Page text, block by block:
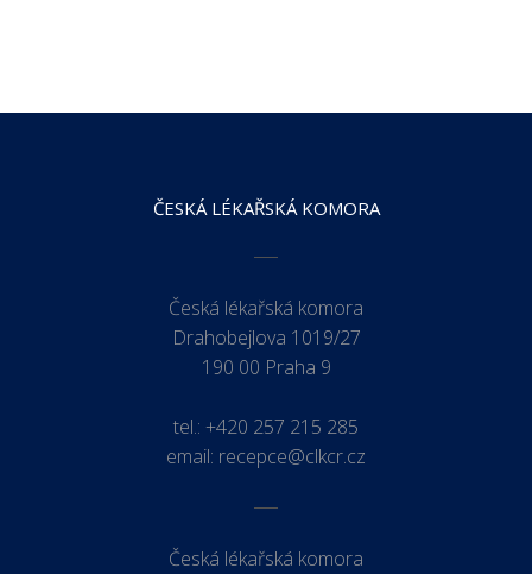
ČESKÁ LÉKAŘSKÁ KOMORA
Česká lékařská komora
Drahobejlova 1019/27
190 00 Praha 9
tel.: +420 257 215 285
email: recepce@clkcr.cz
Česká lékařská komora